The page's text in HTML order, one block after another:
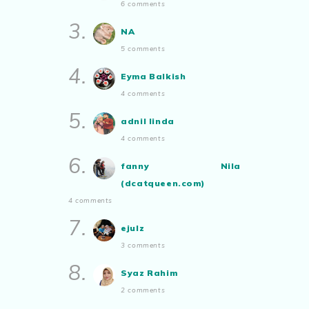
Aynoracommented on
tiktok mencipta sajak:
Malaysian.. tunjukkan bakatmu!”
Apabila sudah tua kita tenang
Blog Rabia Adawiyah
Nasi goreng untuk bekal
6 comments
3. NA
5 comments
4. Eyma Balkish
4 comments
5. adnil linda
4 comments
6.
fanny Nila
(dcatqueen.com)
4 comments
7. ejulz
3 comments
8. Syaz Rahim
2 comments